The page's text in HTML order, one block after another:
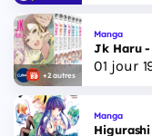
+2 autres
Manga
Jk Haru
01 jour
Manga